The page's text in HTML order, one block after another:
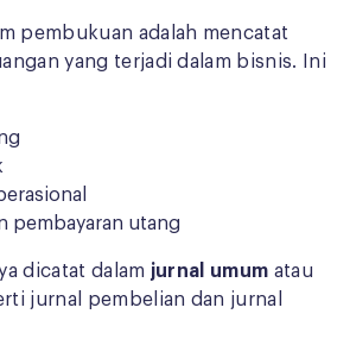
pembukuan adalah mencatat
yang terjadi dalam bisnis. Ini
pembayaran utang
dicatat dalam jurnal umum atau
jurnal pembelian dan jurnal